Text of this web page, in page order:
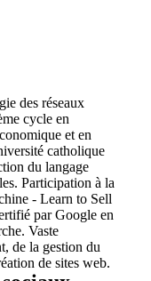
des réseaux
cycle en
et en
catholique
du langage
Participation à la
- Learn to Sell
par Google en
Vaste
de la gestion du
de sites web.